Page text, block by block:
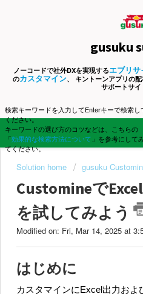
gusuku
ノーコードで社外DXを実現するエブリサ
のカスタマイン、 キントーンアプリの
サポートサイ
検索キーワードを入力してEnterキーで検索し
ください。
キーワードの選び方のコツなどは、こちらの
「効果的な検索方法について 」を参考にして
てください。
Solution home gusuku
Customineで
を試してみよう
Modified on: Fri, Mar 14, 2025 at
はじめに
カスタマインにExcel出力およ